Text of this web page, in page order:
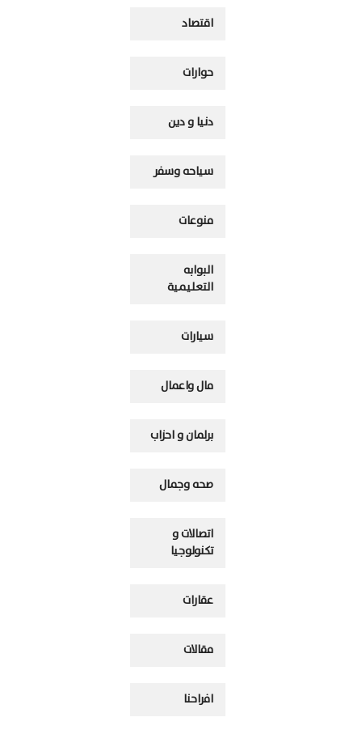
اقتصاد
حوارات
دنيا و دين
سياحه وسفر
منوعات
البوابه
التعليمية
سيارات
مال واعمال
برلمان و احزاب
صحه وجمال
اتصالات و
تكنولوجيا
عقارات
مقالات
افراحنا